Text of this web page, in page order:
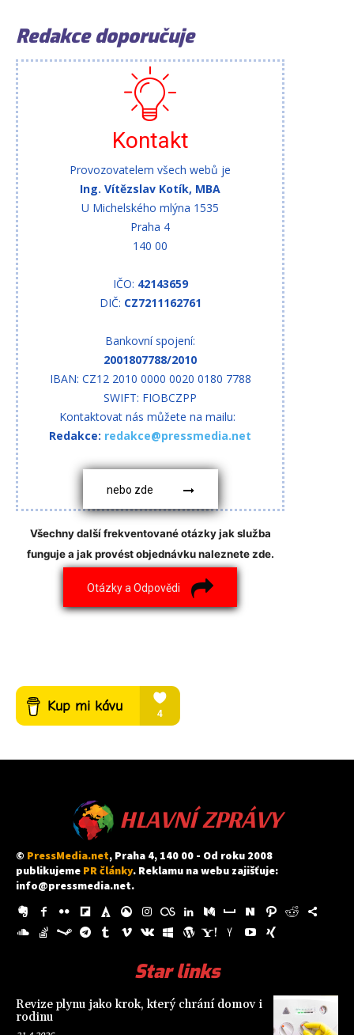
Redakce doporučuje
Kontakt
Provozovatelem všech webů je
Ing. Vítězslav Kotík, MBA
U Michelského mlýna 1535
Praha 4
140 00
IČO: 42143659
DIČ: CZ7211162761
Bankovní spojení:
2001807788/2010
IBAN: CZ12 2010 0000 0020 0180 7788
SWIFT: FIOBCZPP
Kontaktovat nás můžete na mailu:
Redakce: redakce@pressmedia.net
nebo zde
Všechny další frekventované otázky jak služba
funguje a jak provést objednávku naleznete zde.
Otázky a Odpovědi
HLAVNÍ ZPRÁVY
© PressMedia.net, Praha 4, 140 00 - Od roku 2008
publikujeme PR články. Reklamu na webu zajišťuje:
info@pressmedia.net.
Star links
Revize plynu jako krok, který chrání domov i
rodinu